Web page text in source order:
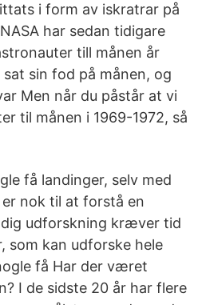
i form av iskratrar på
har sedan tidigare
till månen år
sin fod på månen, og
Men når du påstår at vi
til månen i 1969-1972, så
få landinger, selv med
nok til at forstå en
udforskning kræver tid
som kan udforske hele
få Har der været
I de sidste 20 år har flere